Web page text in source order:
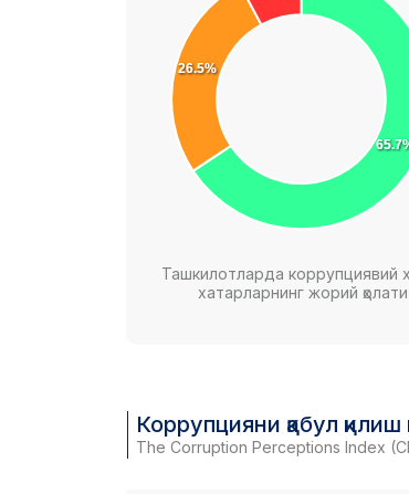
26.5%
Ташкилотларда коррупциявий
хатарларнинг жорий ҳолати
Коррупцияни қабул
The Corruption Perceptions Index